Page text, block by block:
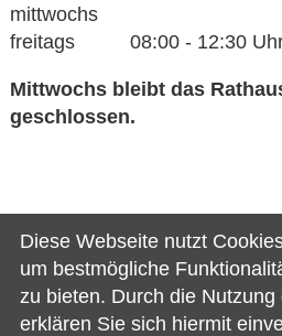
mittwochs 14:00
freitags 08:00 - 12:30
Mittwochs bleibt das
geschlossen.
Diese Webseite nutzt
um bestmögliche
zu bieten. Durch die
erklären Sie sich hiermit